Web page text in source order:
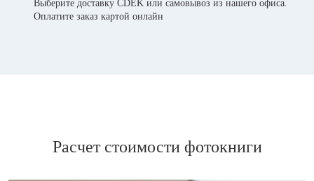
Выберите доставку CDEK или самовывоз из нашего офиса.
Оплатите заказ картой онлайн
Расчет стоимости фотокниги